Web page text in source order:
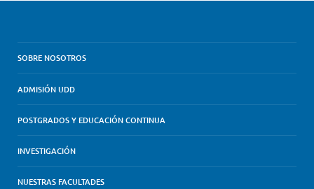
SOBRE NOSOTROS
ADMISIÓN UDD
POSTGRADOS Y EDUCACIÓN CONTINUA
INVESTIGACIÓN
NUESTRAS FACULTADES